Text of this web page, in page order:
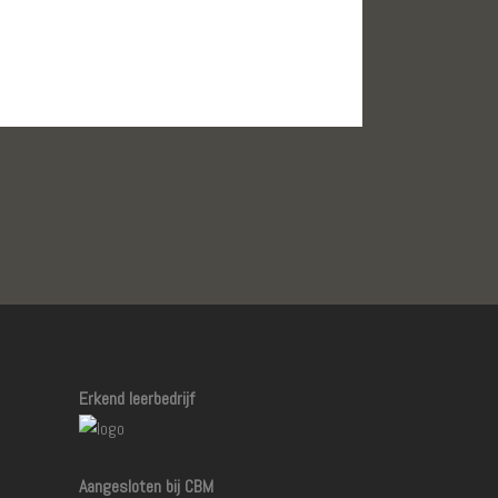
Erkend leerbedrijf
Aangesloten bij CBM